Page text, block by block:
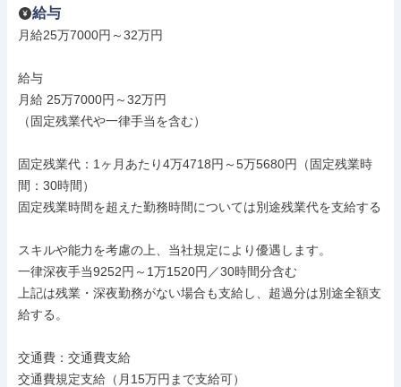
給与
月給25万7000円～32万円
給与
月給 25万7000円～32万円
（固定残業代や一律手当を含む）
固定残業代：1ヶ月あたり4万4718円～5万5680円（固定残業時
間：30時間）
固定残業時間を超えた勤務時間については別途残業代を支給する
スキルや能力を考慮の上、当社規定により優遇します。
一律深夜手当9252円～1万1520円／30時間分含む
上記は残業・深夜勤務がない場合も支給し、超過分は別途全額支
給する。
交通費：交通費支給
交通費規定支給（月15万円まで支給可）